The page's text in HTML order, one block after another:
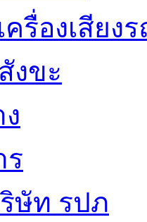
รื่องเสียง
งขะ
ร
ษัท รปภ